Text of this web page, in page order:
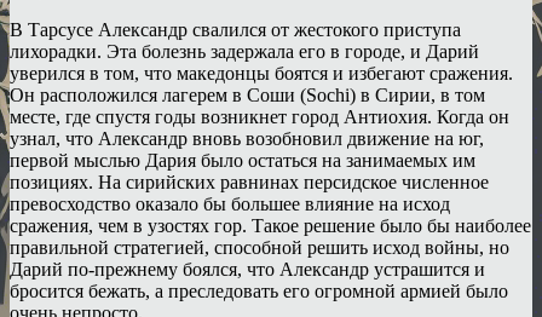
В Тарсусе Александр свалился от жестокого приступа
лихорадки. Эта болезнь задержала его в городе, и Дарий
уверился в том, что македонцы боятся и избегают сражения.
Он расположился лагерем в Соши (Sochi) в Сирии, в том
месте, где спустя годы возникнет город Антиохия. Когда он
узнал, что Александр вновь возобновил движение на юг,
первой мыслью Дария было остаться на занимаемых им
позициях. На сирийских равнинах персидское численное
превосходство оказало бы большее влияние на исход
сражения, чем в узостях гор. Такое решение было бы наиболее
правильной стратегией, способной решить исход войны, но
Дарий по-прежнему боялся, что Александр устрашится и
бросится бежать, а преследовать его огромной армией было
очень непросто.